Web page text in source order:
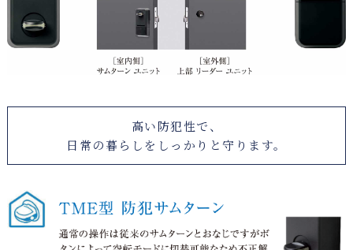
高い防犯性で、
日常の暮らしをしっかりと守ります。